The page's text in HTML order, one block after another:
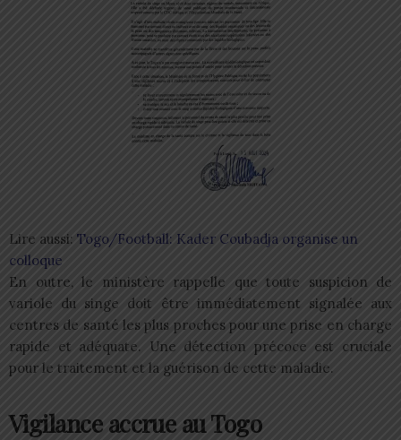
Lire aussi: Togo/Football: Kader Coubadja organise un
colloque
En outre, le ministère rappelle que toute suspicion de
variole du singe doit être immédiatement signalée aux
centres de santé les plus proches pour une prise en charge
rapide et adéquate. Une détection précoce est cruciale
pour le traitement et la guérison de cette maladie.
Vigilance accrue au Togo